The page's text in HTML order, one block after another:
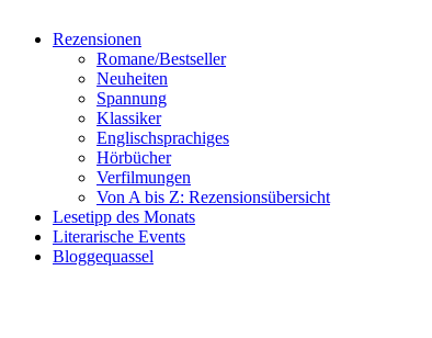
Rezensionen
Romane/Bestseller
Neuheiten
Spannung
Klassiker
Englischsprachiges
Hörbücher
Verfilmungen
Von A bis Z: Rezensionsübersicht
Lesetipp des Monats
Literarische Events
Bloggequassel